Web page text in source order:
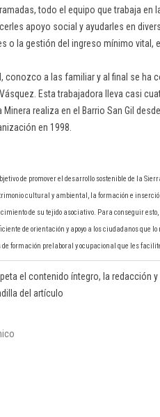
todo el equipo que trabaja en
apoyo social y ayudarles en
o la gestión del ingreso mínimo vital,
conozco a las familiar y al final se ha
Esta trabajadora lleva casi
realiza en el Barrio San Gil
en 1998.
de promover el desarrollo sostenible de la
cultural y ambiental, la formación e
de su tejido asociativo. Para conseguir
de orientación y apoyo a los ciudadanos que
formación prelaboral y ocupacional que les
el contenido íntegro, la redacción
del artículo